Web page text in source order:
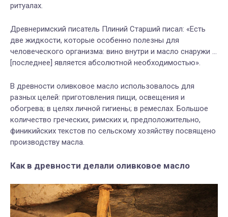
ритуалах.
Древнеримский писатель Плиний Старший писал: «Есть
две жидкости, которые особенно полезны для
человеческого организма: вино внутри и масло снаружи …
[последнее] является абсолютной необходимостью».
В древности оливковое масло использовалось для
разных целей: приготовления пищи, освещения и
обогрева; в целях личной гигиены; в ремеслах. Большое
количество греческих, римских и, предположительно,
финикийских текстов по сельскому хозяйству посвящено
производству масла.
Как в древности делали оливковое масло